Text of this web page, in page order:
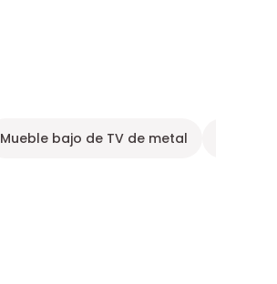
Mueble bajo de TV de metal